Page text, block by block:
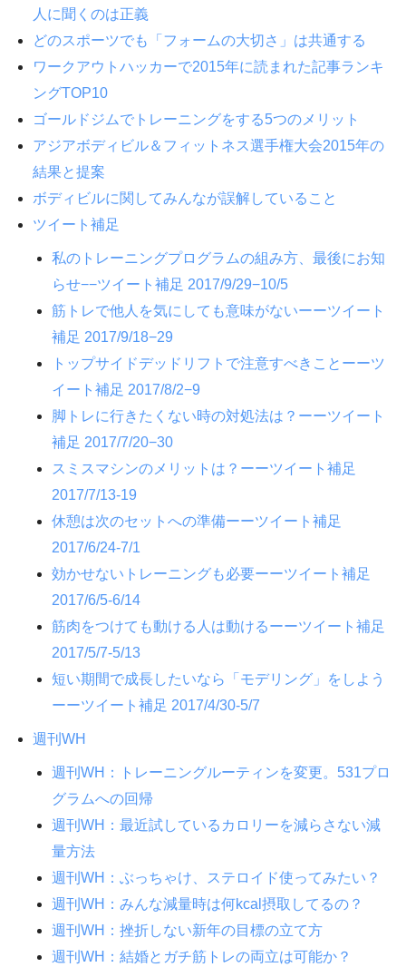
人に聞くのは正義
どのスポーツでも「フォームの大切さ」は共通する
ワークアウトハッカーで2015年に読まれた記事ランキ
ングTOP10
ゴールドジムでトレーニングをする5つのメリット
アジアボディビル＆フィットネス選手権大会2015年の
結果と提案
ボディビルに関してみんなが誤解していること
ツイート補足
私のトレーニングプログラムの組み方、最後にお知
らせ−−ツイート補足 2017/9/29−10/5
筋トレで他人を気にしても意味がないーーツイート
補足 2017/9/18−29
トップサイドデッドリフトで注意すべきことーーツ
イート補足 2017/8/2−9
脚トレに行きたくない時の対処法は？ーーツイート
補足 2017/7/20−30
スミスマシンのメリットは？ーーツイート補足
2017/7/13-19
休憩は次のセットへの準備ーーツイート補足
2017/6/24-7/1
効かせないトレーニングも必要ーーツイート補足
2017/6/5-6/14
筋肉をつけても動ける人は動けるーーツイート補足
2017/5/7-5/13
短い期間で成長したいなら「モデリング」をしよう
ーーツイート補足 2017/4/30-5/7
週刊WH
週刊WH：トレーニングルーティンを変更。531プロ
グラムへの回帰
週刊WH：最近試しているカロリーを減らさない減
量方法
週刊WH：ぶっちゃけ、ステロイド使ってみたい？
週刊WH：みんな減量時は何kcal摂取してるの？
週刊WH：挫折しない新年の目標の立て方
週刊WH：結婚とガチ筋トレの両立は可能か？